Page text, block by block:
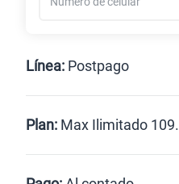
Línea: Postpago
Postpago
Plan: Max Ilimitado